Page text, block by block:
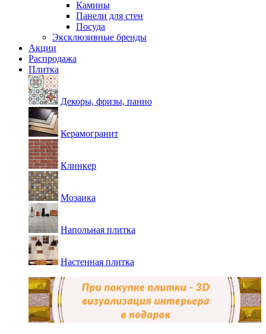
Камины
Панели для стен
Посуда
Эксклюзивные бренды
Акции
Распродажа
Плитка
Декоры, фризы, панно
Керамогранит
Клинкер
Мозаика
Напольная плитка
Настенная плитка